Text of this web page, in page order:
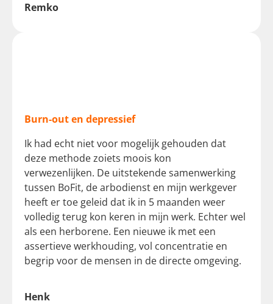
Remko
Burn-out en depressief
Ik had echt niet voor mogelijk gehouden dat
deze methode zoiets moois kon
verwezenlijken. De uitstekende samenwerking
tussen BoFit, de arbodienst en mijn werkgever
heeft er toe geleid dat ik in 5 maanden weer
volledig terug kon keren in mijn werk. Echter wel
als een herborene. Een nieuwe ik met een
assertieve werkhouding, vol concentratie en
begrip voor de mensen in de directe omgeving.
Henk